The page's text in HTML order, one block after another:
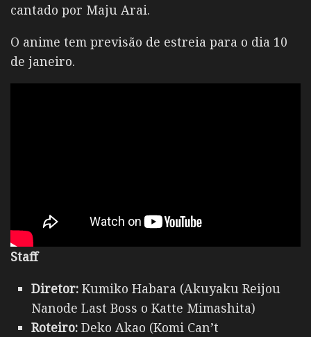
cantado por Maju Arai.
O anime tem previsão de estreia para o dia 10
de janeiro.
Staff
Diretor: Kumiko Habara (Akuyaku Reijou
Nanode Last Boss o Katte Mimashita)
Roteiro: Deko Akao (Komi Can’t